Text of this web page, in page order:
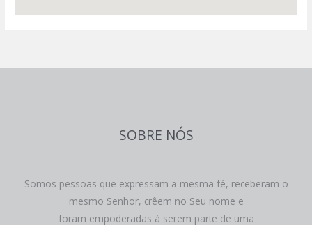
SOBRE NÓS
Somos pessoas que expressam a mesma fé, receberam o
mesmo Senhor, crêem no Seu nome e
foram empoderadas à serem parte de uma